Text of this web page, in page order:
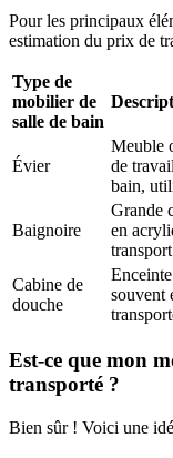
Pour les principaux
estimation du prix de
Type de
mobilier de
salle de bain
Évier
Meuble
de
bain,
Baignoire
Grande
en
Cabine de
douche
souvent
Est-ce que mon
transporté ?
Bien sûr ! Voici une